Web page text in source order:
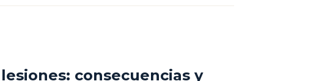
consecuencias y